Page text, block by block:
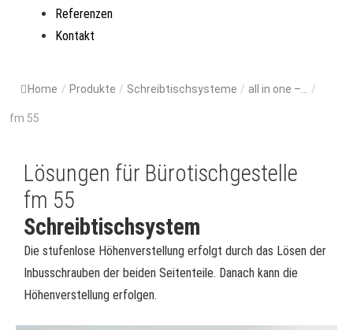
Referenzen
Kontakt
Home / Produkte / Schreibtischsysteme / all in one –... /
fm 55
Lösungen für Bürotischgestelle
fm 55
Schreibtischsystem
Die stufenlose Höhenverstellung erfolgt durch das Lösen der
Inbusschrauben der beiden Seitenteile. Danach kann die
Höhenverstellung erfolgen.